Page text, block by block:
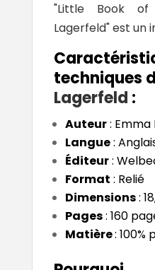
"Little Book
Lagerfeld" est un
techniques
Lagerfeld :
Auteur: Emma
Langue:
Éditeur:
Format : Relié
Dimensions:
Pages: 160
Matière: 100%